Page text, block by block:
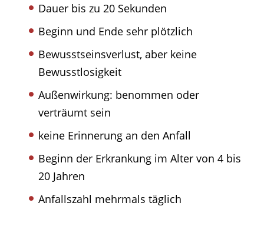
Dauer bis zu 20 Sekunden
Beginn und Ende sehr plötzlich
Bewusstseinsverlust, aber keine
Bewusstlosigkeit
Außenwirkung: benommen oder
verträumt sein
keine Erinnerung an den Anfall
Beginn der Erkrankung im Alter von 4 bis
20 Jahren
Anfallszahl mehrmals täglich